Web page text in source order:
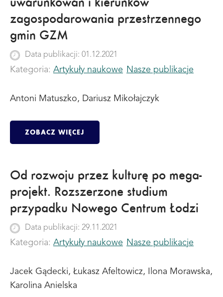
zagospodarowania przestrzennego
gmin GZM
Data publikacji: 01.12.2021
Kategoria: Artykuły naukowe Nasze publikacje
Antoni Matuszko, Dariusz Mikołajczyk
ZOBACZ WIĘCEJ
Od rozwoju przez kulturę po mega-
projekt. Rozszerzone studium
przypadku Nowego Centrum Łodzi
Data publikacji: 29.11.2021
Kategoria: Artykuły naukowe Nasze publikacje
Jacek Gądecki, Łukasz Afeltowicz, Ilona Morawska,
Karolina Anielska